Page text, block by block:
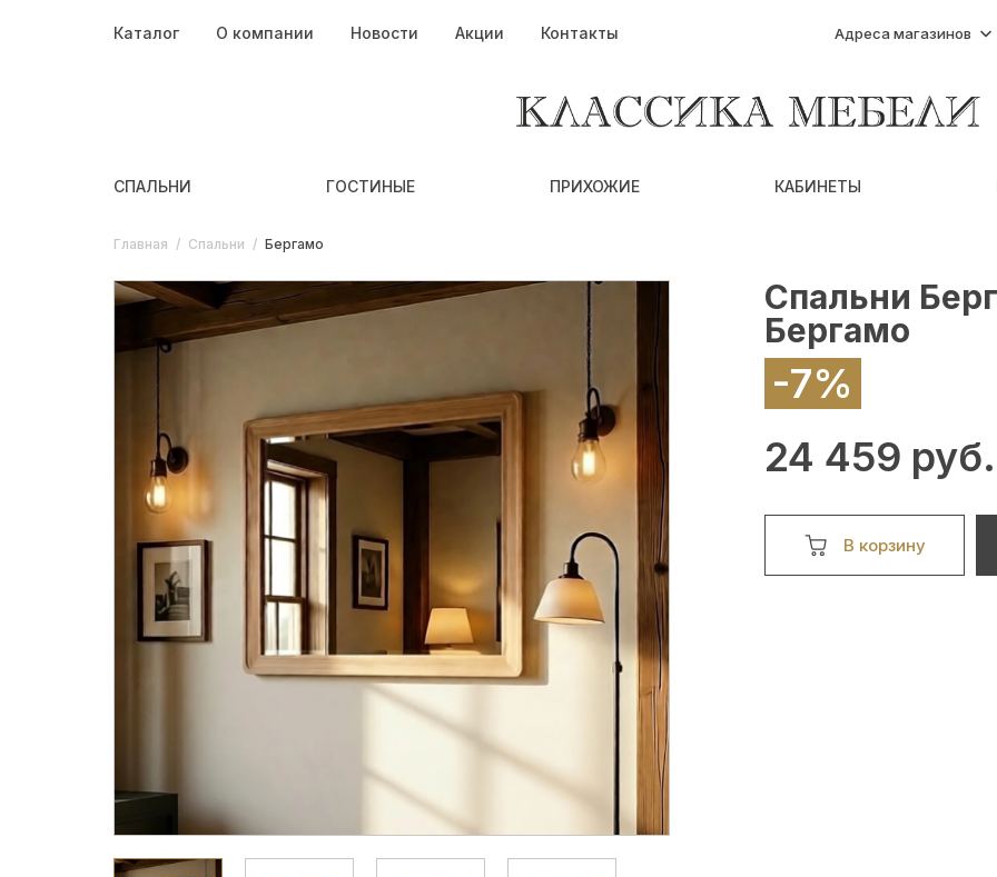
Каталог О компании Новости Акции Контакты Адреса магазинов
СПАЛЬНИ ГОСТИНЫЕ ПРИХОЖИЕ КАБИНЕТЫ
Главная / Спальни / Бергамо
Спальни
Бергамо
-7%
24 459 руб.
В корзину